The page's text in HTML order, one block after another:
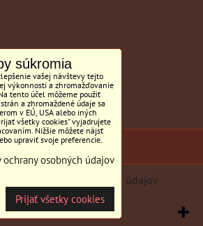
Zásady ochrany osobných údajov
BiznisWeb.sk
súkromia
vašej návštevy tejto
výkonnosti a zhromažďovanie
tento účel môžeme použiť
a zhromaždené údaje sa
v EÚ, USA alebo iných
všetky cookies“ vyjadrujete
Nižšie môžete nájsť
upraviť svoje preferencie.
ochrany osobných údajov
Prijať všetky cookies